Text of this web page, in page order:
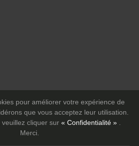
pour améliorer votre expérience de
que vous acceptez leur utilisation.
cliquer sur « Confidentialité ».
Merci.